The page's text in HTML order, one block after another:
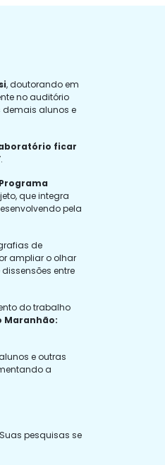
, doutorando em
no auditório
demais alunos e
ficar
.
Programa
que integra
pela
de
ampliar o olhar
entre
do trabalho
Maranhão:
e outras
a
pesquisas se